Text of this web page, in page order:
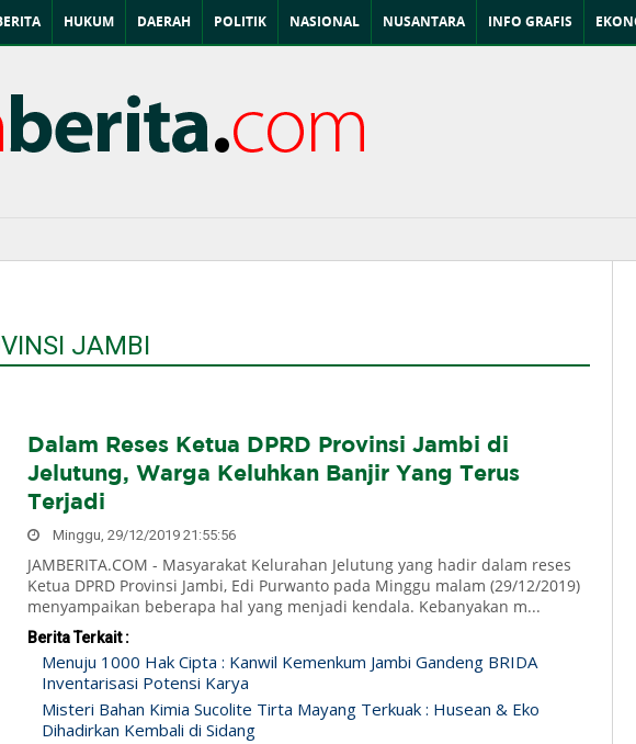
HUKUM DAERAH POLITIK NASIONAL NUSANTARA INFO GRAFIS
JAMBI
Dalam Reses Ketua DPRD Provinsi Jambi di
Jelutung, Warga Keluhkan Banjir Yang Terus
Terjadi
Minggu, 29/12/2019 21:55:56
JAMBERITA.COM - Masyarakat Kelurahan Jelutung yang hadir dalam reses
Ketua DPRD Provinsi Jambi, Edi Purwanto pada Minggu malam (29/12/2019)
menyampaikan beberapa hal yang menjadi kendala. Kebanyakan m...
Berita Terkait :
Menuju 1000 Hak Cipta : Kanwil Kemenkum Jambi Gandeng BRIDA
Inventarisasi Potensi Karya
Misteri Bahan Kimia Sucolite Tirta Mayang Terkuak : Husean & Eko
Dihadirkan Kembali di Sidang